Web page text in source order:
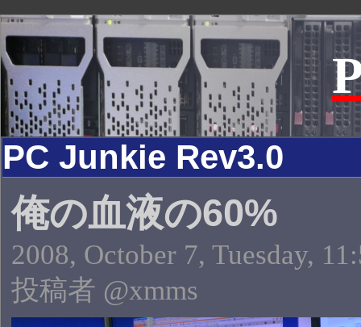
PC Junkie Rev3.0
俺の血液の60%
2008, October 7, Tuesday,
投稿者 @xmms